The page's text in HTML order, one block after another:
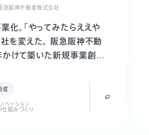
急阪神不動産株式会社
化。「やってみたらええや
社を変えた。 阪急阪神不動
けて築いた新規事業創出
産
ベーション
組みづくり